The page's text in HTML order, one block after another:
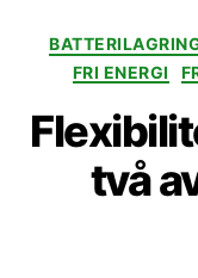
FRI ENERGI
två